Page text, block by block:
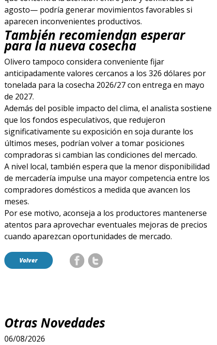
agosto— podría generar movimientos favorables si
aparecen inconvenientes productivos.
También recomiendan esperar
para la nueva cosecha
Olivero tampoco considera conveniente fijar
anticipadamente valores cercanos a los 326 dólares por
tonelada para la cosecha 2026/27 con entrega en mayo
de 2027.
Además del posible impacto del clima, el analista sostiene
que los fondos especulativos, que redujeron
significativamente su exposición en soja durante los
últimos meses, podrían volver a tomar posiciones
compradoras si cambian las condiciones del mercado.
A nivel local, también espera que la menor disponibilidad
de mercadería impulse una mayor competencia entre los
compradores domésticos a medida que avancen los
meses.
Por ese motivo, aconseja a los productores mantenerse
atentos para aprovechar eventuales mejoras de precios
cuando aparezcan oportunidades de mercado.
Volver
Otras Novedades
06/08/2026